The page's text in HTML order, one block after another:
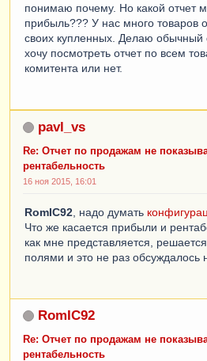
понимаю почему. Но какой отчет
прибыль??? У нас много товаров
своих купленных. Делаю обычный
хочу посмотреть отчет по всем
комитента или нет.
pavl_vs
Re: Отчет по продажам не
рентабельность
16 ноя 2015, 16:01
RomIC92 , надо думать
Что же касается прибыли и
как мне представляется,
полями и это не раз обсуждалось
RomIC92
Re: Отчет по продажам не
рентабельность